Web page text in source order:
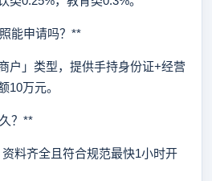
能申请吗？**
」类型，提供手持身份证+经营
10万元。
？**
齐全且符合规范最快1小时开